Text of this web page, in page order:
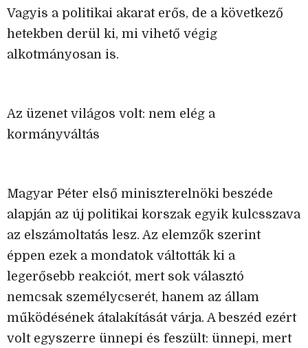
Vagyis a politikai akarat erős, de a következő
hetekben derül ki, mi vihető végig
alkotmányosan is.
Az üzenet világos volt: nem elég a
kormányváltás
Magyar Péter első miniszterelnöki beszéde
alapján az új politikai korszak egyik kulcsszava
az elszámoltatás lesz. Az elemzők szerint
éppen ezek a mondatok váltották ki a
legerősebb reakciót, mert sok választó
nemcsak személycserét, hanem az állam
működésének átalakítását várja. A beszéd ezért
volt egyszerre ünnepi és feszült: ünnepi, mert